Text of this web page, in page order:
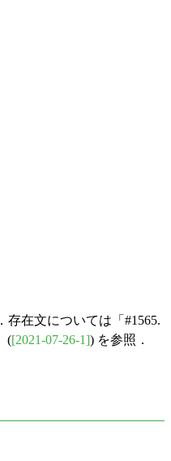
在文については「#1565.
([2021-07-26-1]) を参照．